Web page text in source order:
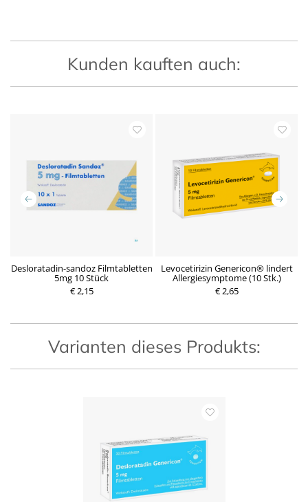
Kunden kauften auch:
Desloratadin-sandoz Filmtabletten
5mg 10 Stück
€ 2,15
Levocetirizin Genericon® lindert
Allergiesymptome (10 Stk.)
€ 2,65
P
Varianten dieses Produkts: